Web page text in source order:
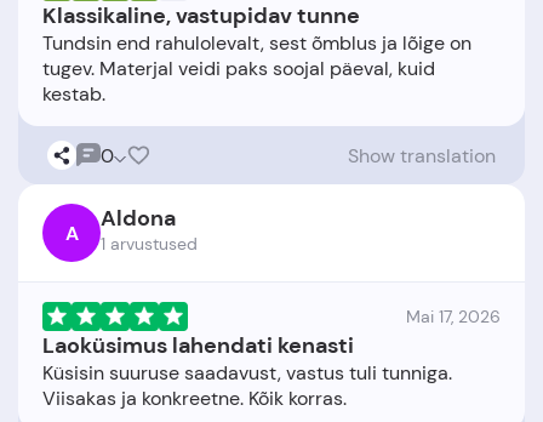
Klassikaline, vastupidav tunne
Tundsin end rahulolevalt, sest õmblus ja lõige on
tugev. Materjal veidi paks soojal päeval, kuid
0 Show translation
A Aldona
1 arvustused
Mai 17, 2026
Laoküsimus lahendati kenasti
Küsisin suuruse saadavust, vastus tuli tunniga.